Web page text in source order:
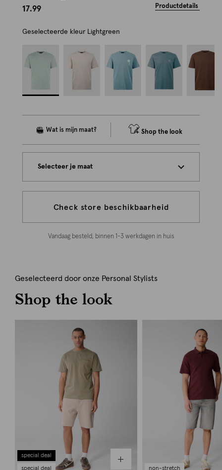
17.99 Productdetails
Geselecteerde kleur Lightgreen
Shop the look
Selecteer je maat
Check store beschikbaarheid
Vandaag besteld, binnen 1-3 werkdagen in huis
Geselecteerd door onze Personal Stylists
Shop the look
special deal
special deal non-stretch